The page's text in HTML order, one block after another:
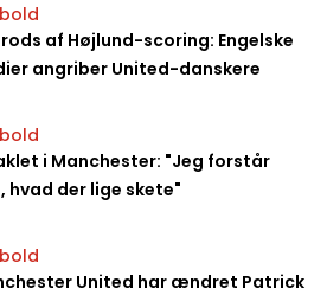
af Højlund-scoring: Engelske
angriber United-danskere
i Manchester: "Jeg forstår
hvad der lige skete"
United har ændret Patrick